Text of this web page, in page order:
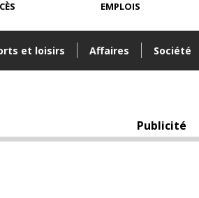
et loisirs Affaires Société
EMPLOIS
Publicité